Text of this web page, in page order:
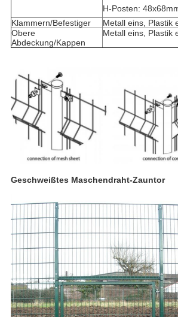
H-Posten:
Klammern/Befestiger
Metall eins, Plastik
Obere
Abdeckung/Kappen
Metall eins, Plastik
Geschweißtes Maschendraht-Zauntor